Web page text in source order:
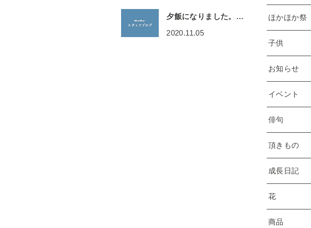
夕飯になりました。…
2020.11.05
ほかほか祭
子供
お知らせ
イベント
俳句
頂きもの
成長日記
花
商品